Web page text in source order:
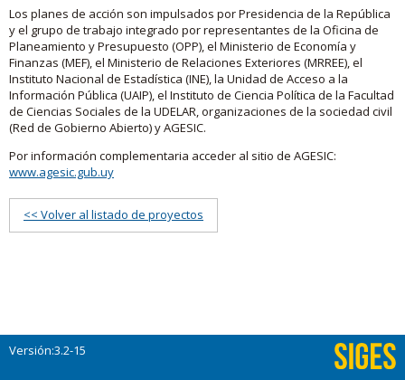
Los planes de acción son impulsados por Presidencia de la República
y el grupo de trabajo integrado por representantes de la Oficina de
Planeamiento y Presupuesto (OPP), el Ministerio de Economía y
Finanzas (MEF), el Ministerio de Relaciones Exteriores (MRREE), el
Instituto Nacional de Estadística (INE), la Unidad de Acceso a la
Información Pública (UAIP), el Instituto de Ciencia Política de la Facultad
de Ciencias Sociales de la UDELAR, organizaciones de la sociedad civil
(Red de Gobierno Abierto) y AGESIC.
Por información complementaria acceder al sitio de AGESIC:
www.agesic.gub.uy
<< Volver al listado de proyectos
Versión:3.2-15